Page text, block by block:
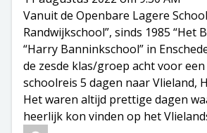
Vanuit de Openbare Lagere
Randwijkschool”, sinds 1985 “Het
“Harry Banninkschool” in
de zesde klas/groep acht voor
schoolreis 5 dagen naar Vlieland,
Het waren altijd prettige dagen
heerlijk kon vinden op het